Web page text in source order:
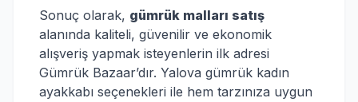
Sonuç olarak, gümrük malları satış
alanında kaliteli, güvenilir ve ekonomik
alışveriş yapmak isteyenlerin ilk adresi
Gümrük Bazaar’dır. Yalova gümrük kadın
ayakkabı seçenekleri ile hem tarzınıza uygun